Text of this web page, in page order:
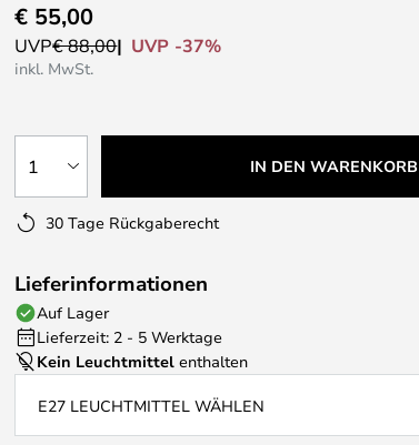
€ 55,00
UVP€ 88,00 UVP -37%
inkl. MwSt.
1 IN DEN WARENKORB
30 Tage Rückgaberecht
Lieferinformationen
Auf Lager
Lieferzeit: 2 - 5 Werktage
Kein Leuchtmittel enthalten
E27 LEUCHTMITTEL WÄHLEN